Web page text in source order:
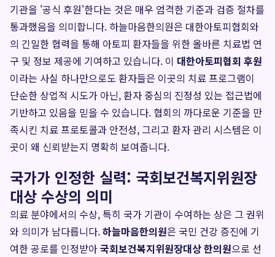
기관을 '공식 후원'한다는 것은 매우 엄격한 기준과 검증 절차를
통과했음을 의미합니다. 하늘마음한의원은 대한아토피협회와
의 긴밀한 협력을 통해 아토피 환자들을 위한 올바른 치료법 연
구 및 정보 제공에 기여하고 있습니다. 이 대한아토피협회 후원
이라는 사실 하나만으로도 환자들은 이곳의 치료 프로그램이
단순한 상업적 시도가 아닌, 환자 중심의 진정성 있는 접근법에
기반하고 있음을 믿을 수 있습니다. 협회의 까다로운 기준을 만
족시킨 치료 프로토콜과 안전성, 그리고 환자 관리 시스템은 이
곳이 왜 신뢰받는지 명확히 보여줍니다.
국가가 인정한 실력: 국회보건복지위원장
대상 수상의 의미
의료 분야에서의 수상, 특히 국가 기관이 수여하는 상은 그 권위
와 의미가 남다릅니다.하늘마음한의원은 국민 건강 증진에 기
여한 공로를 인정받아국회보건복지위원장대상 한의원으로 선